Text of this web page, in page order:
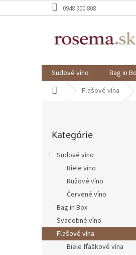
na
0948 900 808
Sudové víno Bag in
DomovFľašové vína
kategórie
Kategórie
Sudové víno
Biele víno
Ružové víno
Červené víno
Bag in Box
Svadobné víno
Fľašové vína
Biele fľaškové vína